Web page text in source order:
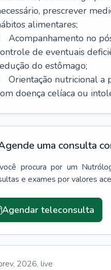
prescrever
alimentares;
Acompanhamento no
de eventuais
do estômago;
Orientação nutricional a
doença celíaca ou
uma consulta
procura por um
e exames por valores
Agendar teleconsulta
2026, live